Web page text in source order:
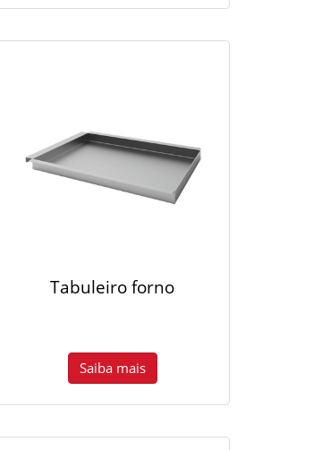
Tabuleiro forno
Saiba mais